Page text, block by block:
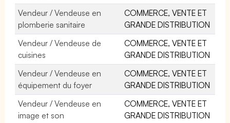
Vendeur / Vendeuse en
plomberie sanitaire
COMMERCE, VENTE ET
GRANDE DISTRIBUTION
Vendeur / Vendeuse de
cuisines
COMMERCE, VENTE ET
GRANDE DISTRIBUTION
Vendeur / Vendeuse en
équipement du foyer
COMMERCE, VENTE ET
GRANDE DISTRIBUTION
Vendeur / Vendeuse en
image et son
COMMERCE, VENTE ET
GRANDE DISTRIBUTION